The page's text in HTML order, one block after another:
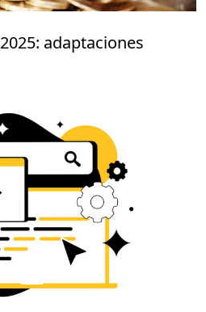
adaptaciones